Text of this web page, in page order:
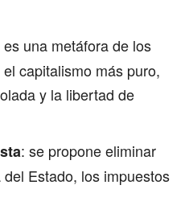
es una metáfora de los
capitalismo más puro,
y la libertad de
: se propone eliminar
Estado, los impuestos